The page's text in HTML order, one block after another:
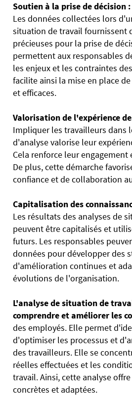
Soutien à la prise de décision :
Les données collectées lors
situation de travail fournissent
précieuses pour la prise de
permettent aux responsables
les enjeux et les contraintes
facilite ainsi la mise en place
et efficaces.
Valorisation de l'expérience
Impliquer les travailleurs dans
d'analyse valorise leur
Cela renforce leur
De plus, cette démarche
confiance et de collaboration
Capitalisation des
Les résultats des analyses de
peuvent être capitalisés et
futurs. Les responsables
données pour développer des
d'amélioration continues et
évolutions de l'organisation.
L'analyse de situation de
comprendre et améliorer les
des employés. Elle permet
d'optimiser les processus et
des travailleurs. Elle se
réelles effectuées et les
travail. Ainsi, cette analyse
concrètes et adaptées.